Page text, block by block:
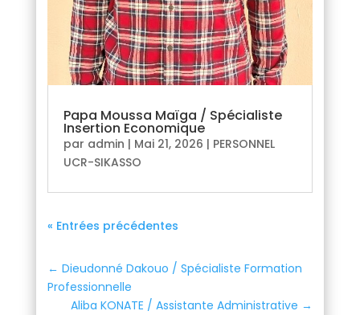
Papa Moussa Maïga / Spécialiste
Insertion Economique
par admin | Mai 21, 2026 | PERSONNEL
UCR-SIKASSO
« Entrées précédentes
← Dieudonné Dakouo / Spécialiste Formation
Professionnelle
Aliba KONATE / Assistante Administrative →